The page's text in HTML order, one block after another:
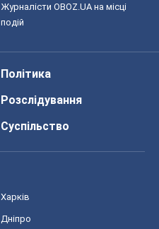
Журналісти OBOZ.UA на місці
подій
Політика
Розслідування
Суспільство
Харків
Дніпро